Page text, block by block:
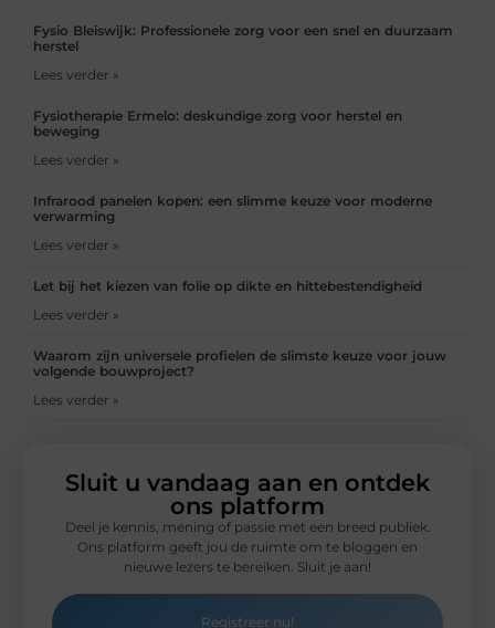
Fysio Bleiswijk: Professionele zorg voor een snel en duurzaam
herstel
Lees verder »
Fysiotherapie Ermelo: deskundige zorg voor herstel en
beweging
Lees verder »
Infrarood panelen kopen: een slimme keuze voor moderne
verwarming
Lees verder »
Let bij het kiezen van folie op dikte en hittebestendigheid
Lees verder »
Waarom zijn universele profielen de slimste keuze voor jouw
volgende bouwproject?
Lees verder »
Sluit u vandaag aan en ontdek
ons platform
Deel je kennis, mening of passie met een breed publiek.
Ons platform geeft jou de ruimte om te bloggen en
nieuwe lezers te bereiken. Sluit je aan!
Registreer nu!